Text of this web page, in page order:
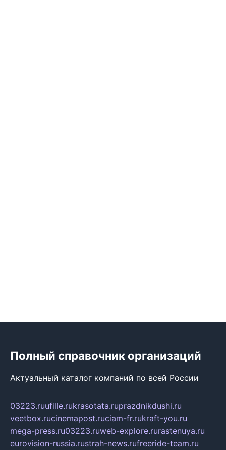
Полный справочник организаций
Актуальный каталог компаний по всей России
03223.ruufille.rukrasotata.ruprazdnikdushi.ru
veetbox.rucinemapost.ruciam-fr.rukraft-you.ru
mega-press.ru03223.ruweb-explore.rurastenuya.ru
eurovision-russia.rustrah-news.rufreeride-team.ru